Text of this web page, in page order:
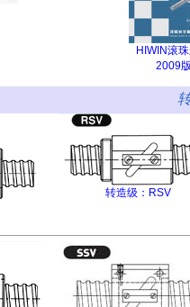
HIWIN滚
2009
转造级：RSV